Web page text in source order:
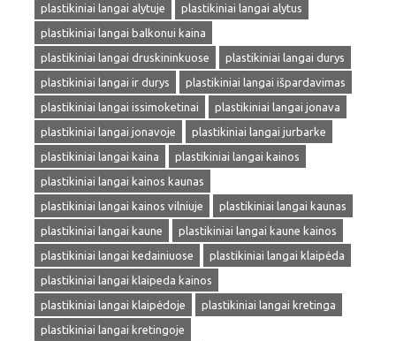
plastikiniai langai alytuje
plastikiniai langai alytus
plastikiniai langai balkonui kaina
plastikiniai langai druskininkuose
plastikiniai langai durys
plastikiniai langai ir durys
plastikiniai langai išpardavimas
plastikiniai langai issimoketinai
plastikiniai langai jonava
plastikiniai langai jonavoje
plastikiniai langai jurbarke
plastikiniai langai kaina
plastikiniai langai kainos
plastikiniai langai kainos kaunas
plastikiniai langai kainos vilniuje
plastikiniai langai kaunas
plastikiniai langai kaune
plastikiniai langai kaune kainos
plastikiniai langai kedainiuose
plastikiniai langai klaipėda
plastikiniai langai klaipeda kainos
plastikiniai langai klaipėdoje
plastikiniai langai kretinga
plastikiniai langai kretingoje